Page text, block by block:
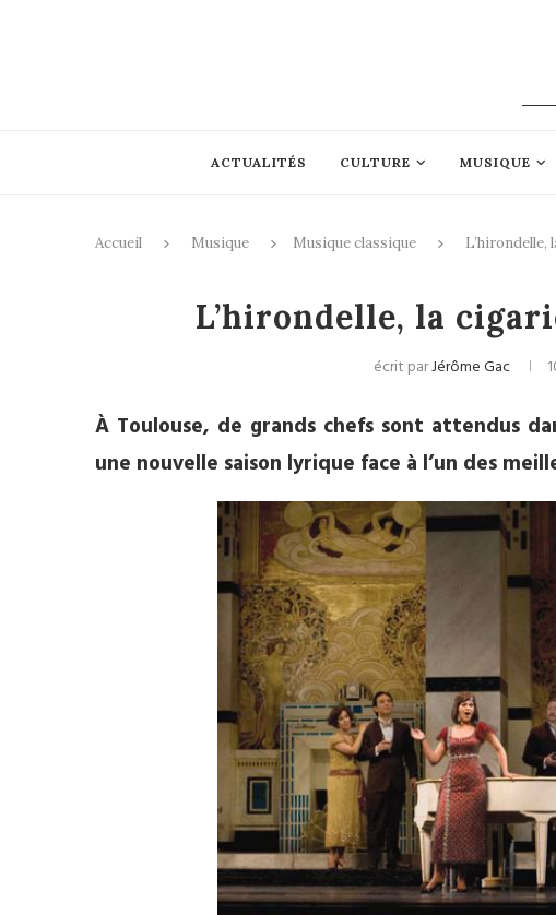
ACTUALITÉS CULTURE MUSIQUE
Accueil Musique Musique classique L’hirondelle,
L’hirondelle, la
écrit parJérôme Gac
À Toulouse, de grands chefs sont attendus
une nouvelle saison lyrique face à l’un des